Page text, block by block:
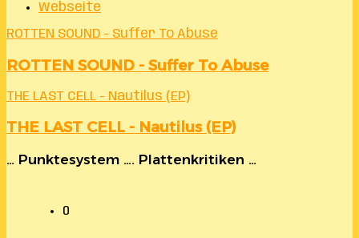
Webseite
ROTTEN SOUND - Suffer To Abuse
ROTTEN SOUND - Suffer To Abuse
THE LAST CELL - Nautilus (EP)
THE LAST CELL - Nautilus (EP)
… Punktesystem …. Plattenkritiken …
0